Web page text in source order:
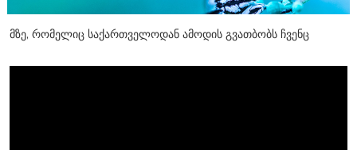
მზე, რომელიც საქართველოდან ამოდის გვათბობს ჩვენც